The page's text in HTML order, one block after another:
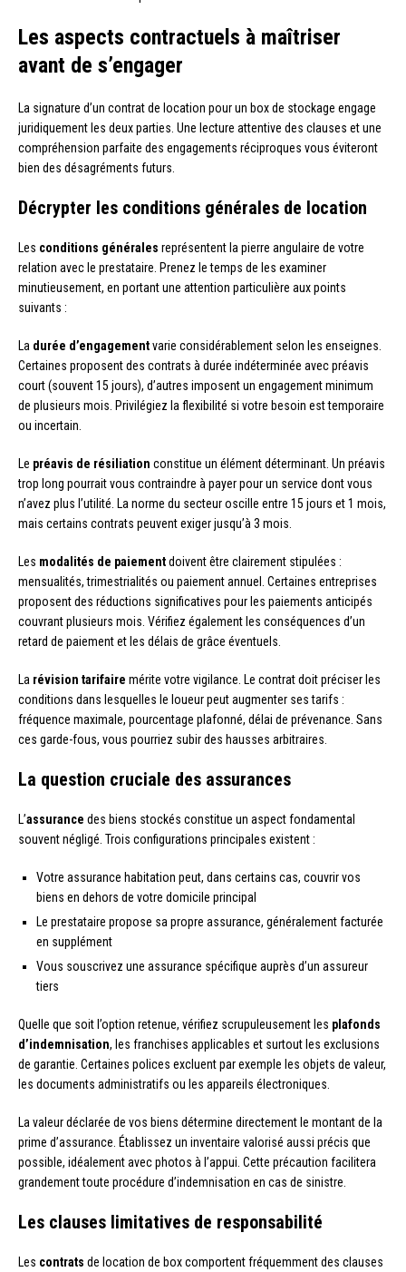
Les aspects contractuels à maîtriser
avant de s’engager
La signature d’un contrat de location pour un box de stockage engage
juridiquement les deux parties. Une lecture attentive des clauses et une
compréhension parfaite des engagements réciproques vous éviteront
bien des désagréments futurs.
Décrypter les conditions générales de location
Les conditions générales représentent la pierre angulaire de votre
relation avec le prestataire. Prenez le temps de les examiner
minutieusement, en portant une attention particulière aux points
suivants :
La durée d’engagementvarie considérablement selon les enseignes.
Certaines proposent des contrats à durée indéterminée avec préavis
court (souvent 15 jours), d’autres imposent un engagement minimum
de plusieurs mois. Privilégiez la flexibilité si votre besoin est temporaire
ou incertain.
Le préavis de résiliation constitue un élément déterminant. Un préavis
trop long pourrait vous contraindre à payer pour un service dont vous
n’avez plus l’utilité. La norme du secteur oscille entre 15 jours et 1 mois,
mais certains contrats peuvent exiger jusqu’à 3 mois.
Les modalités de paiementdoivent être clairement stipulées :
mensualités, trimestrialités ou paiement annuel. Certaines entreprises
proposent des réductions significatives pour les paiements anticipés
couvrant plusieurs mois. Vérifiez également les conséquences d’un
retard de paiement et les délais de grâce éventuels.
La révision tarifaire mérite votre vigilance. Le contrat doit préciser les
conditions dans lesquelles le loueur peut augmenter ses tarifs :
fréquence maximale, pourcentage plafonné, délai de prévenance. Sans
ces garde-fous, vous pourriez subir des hausses arbitraires.
La question cruciale des assurances
L’assurance des biens stockés constitue un aspect fondamental
souvent négligé. Trois configurations principales existent :
Votre assurance habitation peut, dans certains cas, couvrir vos
biens en dehors de votre domicile principal
Le prestataire propose sa propre assurance, généralement facturée
en supplément
Vous souscrivez une assurance spécifique auprès d’un assureur
tiers
Quelle que soit l’option retenue, vérifiez scrupuleusement les plafonds
d’indemnisation, les franchises applicables et surtout les exclusions
de garantie. Certaines polices excluent par exemple les objets de valeur,
les documents administratifs ou les appareils électroniques.
La valeur déclarée de vos biens détermine directement le montant de la
prime d’assurance. Établissez un inventaire valorisé aussi précis que
possible, idéalement avec photos à l’appui. Cette précaution facilitera
grandement toute procédure d’indemnisation en cas de sinistre.
Les clauses limitatives de responsabilité
Les contrats de location de box comportent fréquemment des clauses